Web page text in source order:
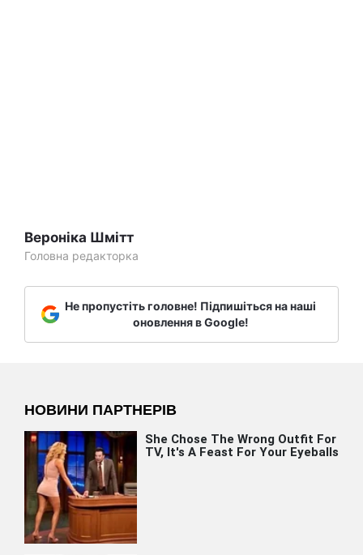
Вероніка Шмітт
Головна редакторка
Не пропустіть головне! Підпишіться на наші
оновлення в Google!